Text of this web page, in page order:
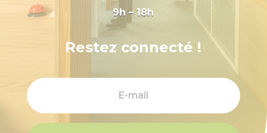
9h – 18h
Restez connecté !